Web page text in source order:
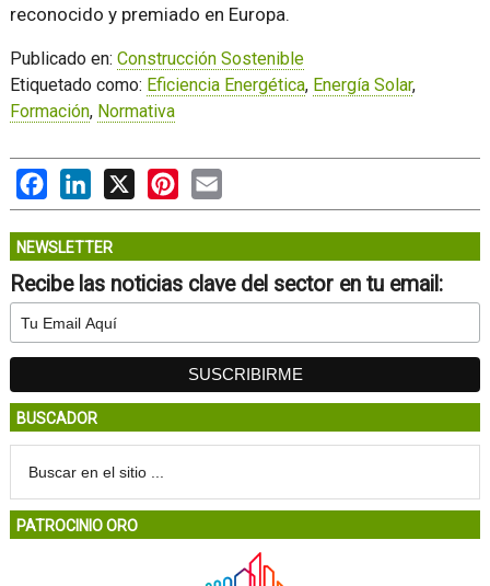
reconocido y premiado en Europa.
Publicado en: Construcción Sostenible
Etiquetado como: Eficiencia Energética, Energía Solar,
Formación, Normativa
FacebookLinkedIn Pinterest
NEWSLETTER
Recibe las noticias clave del sector en tu email:
BUSCADOR
PATROCINIO ORO